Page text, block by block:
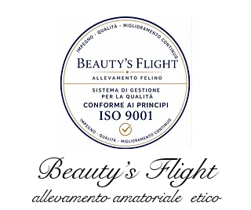
Beauty’s Flight
allevamento amatoriale etico